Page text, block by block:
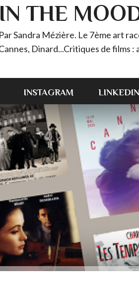
IN THE
Par Sandra Mézière. Le 7ème art
Dinard...Critiques de films
INSTAGRAM LINKEDIN